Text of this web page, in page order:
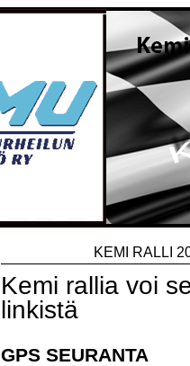
KEMI RALLI
Kemi rallia voi
linkistä
GPS SEURANTA